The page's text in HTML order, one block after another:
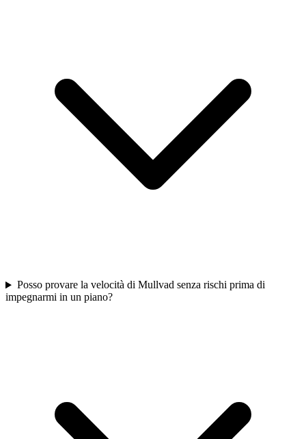
Posso provare la velocità di Mullvad senza rischi prima di
impegnarmi in un piano?